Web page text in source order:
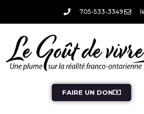
705-533-3349
FAIRE UN DON